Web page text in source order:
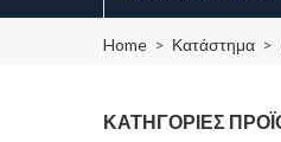
Home Κατάστημα
ΚΑΤΗΓΟΡΊΕΣ